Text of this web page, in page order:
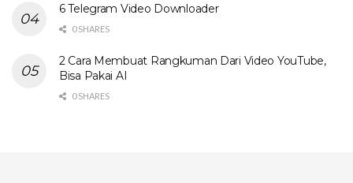
6 Telegram Video Downloader
0 SHARES
2 Cara Membuat Rangkuman Dari Video YouTube,
Bisa Pakai AI
0 SHARES